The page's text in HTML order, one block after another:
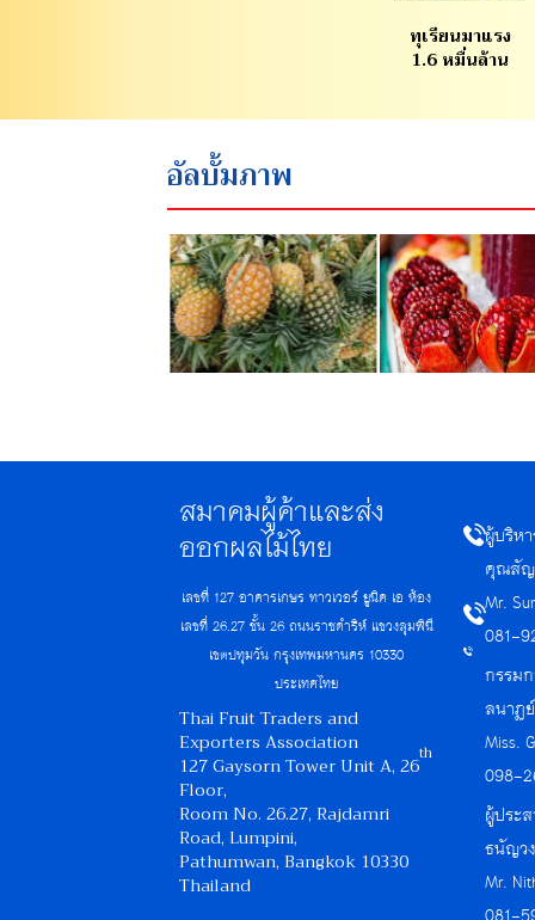
ทุเรียนมาแรง
1.6 หมื่นล้าน
อัลบั้มภาพ
สมาคมผู้ค้าและส่ง
ออกผลไม้ไทย
เลขที่ 127 อาคารเกษร ทาวเวอร์ ยูนิค เอ ห้อง
เลขที่ 26.27 ชั้น 26 ถนนราชดำริห์ แขวงลุมพินี
เขตปทุมวัน กรุงเทพมหานคร 10330
ประเทศไทย
Thai Fruit Traders and
Exporters Association
127 Gaysorn Tower Unit A, 26th
Floor,
Room No. 26.27, Rajdamri
Road, Lumpini,
Pathumwan, Bangkok 10330
Thailand
ผู้บริห
คุณสั
Mr.
081-
กรรม
ลนาฏ
Miss.
098-
ผู้ประ
ธนัญว
Mr.